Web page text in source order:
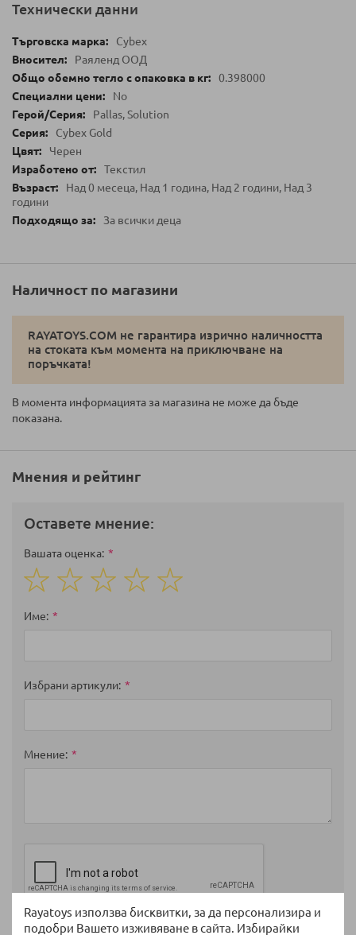
Rayatoys използва бисквитки, за да персонализира и
подобри Вашето изживяване в сайта. Избирайки
Технически данни
Cybex
Раяленд ООД
0.398000
No
Pallas, Solution
Cybex Gold
Черен
Текстил
Над 0 месеца, Над 1 година, Над 2 години, Над 3
години
За всички деца
Наличност по магазини
RAYATOYS.COM не гарантира изрично наличността
на стоката към момента на приключване на
поръчката!
В момента информацията за магазина не може да бъде
показана.
Мнения и рейтинг
Оставете мнение:
Вашата оценка
star
stars
stars
stars
stars
Име
Избрани артикули
Мнение